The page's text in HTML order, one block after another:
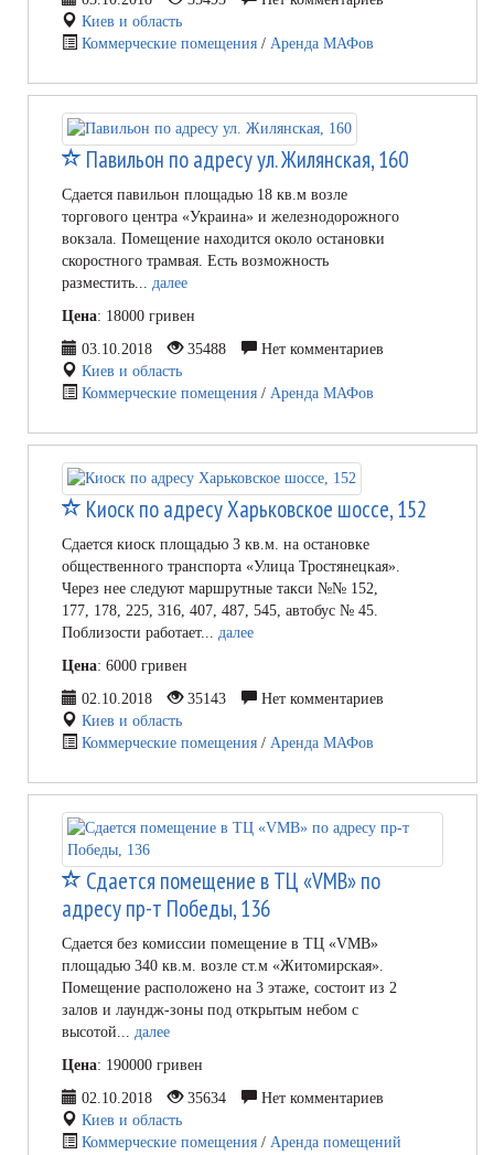
Киев и область
Коммерческие помещения / Аренда МАФов
Павильон по адресу ул. Жилянская, 160
Сдается павильон площадью 18 кв.м возле
торгового центра «Украина» и железнодорожного
вокзала. Помещение находится около остановки
скоростного трамвая. Есть возможность
разместить... далее
Цена: 18000 гривен
03.10.2018
35488
Нет комментариев
Киев и область
Коммерческие помещения / Аренда МАФов
Киоск по адресу Харьковское шоссе, 152
Сдается киоск площадью 3 кв.м. на остановке
общественного транспорта «Улица Тростянецкая».
Через нее следуют маршрутные такси №№ 152,
177, 178, 225, 316, 407, 487, 545, автобус № 45.
Поблизости работает... далее
Цена: 6000 гривен
02.10.2018
35143
Нет комментариев
Киев и область
Коммерческие помещения / Аренда МАФов
Сдается помещение в ТЦ «VMB» по
адресу пр-т Победы, 136
Сдается без комиссии помещение в ТЦ «VMB»
площадью 340 кв.м. возле ст.м «Житомирская».
Помещение расположено на 3 этаже, состоит из 2
залов и лаундж-зоны под открытым небом с
высотой... далее
Цена: 190000 гривен
02.10.2018
35634
Нет комментариев
Киев и область
Коммерческие помещения / Аренда помещений